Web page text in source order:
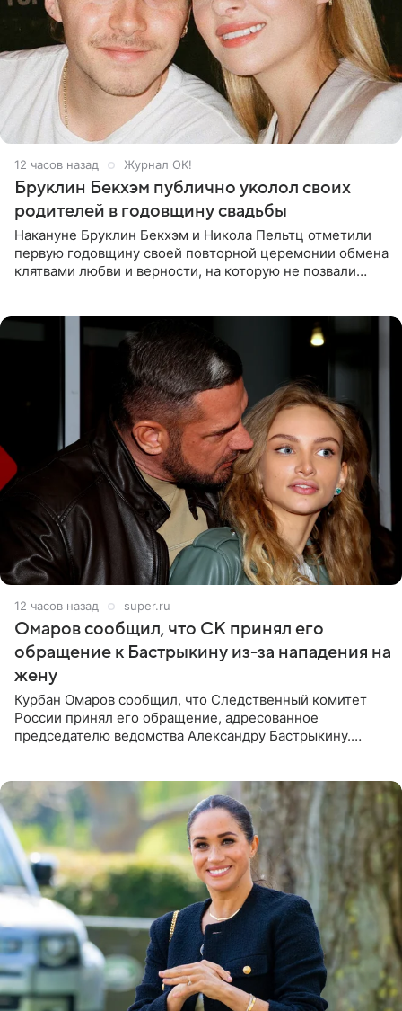
12 часов назад Журнал OK!
Бруклин Бекхэм публично уколол своих
родителей в годовщину свадьбы
Накануне Бруклин Бекхэм и Никола Пельтц отметили
первую годовщину своей повторной церемонии обмена
клятвами любви и верности, на которую не позвали
12 часов назад super.ru
Омаров сообщил, что СК принял его
обращение к Бастрыкину из-за нападения на
жену
Курбан Омаров сообщил, что Следственный комитет
России принял его обращение, адресованное
председателю ведомства Александру Бастрыкину.